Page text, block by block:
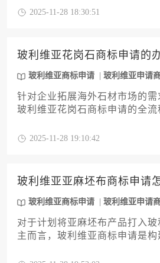
规划建议、风险规避策略及后
2025-11-28 18:30:51
玻利维亚花岗石商标申请的
玻利维亚商标申请 玻利维亚申请
针对企业拓展海外石材市场的
玻利维亚花岗石商标申请的全
准备、分类选择、审查异议等
2025-11-28 19:10:42
玻利维亚亚麻坯布商标申请
玻利维亚商标申请 玻利维亚申请
对于计划将亚麻坯布产品打入
主而言，玻利维亚商标申请是